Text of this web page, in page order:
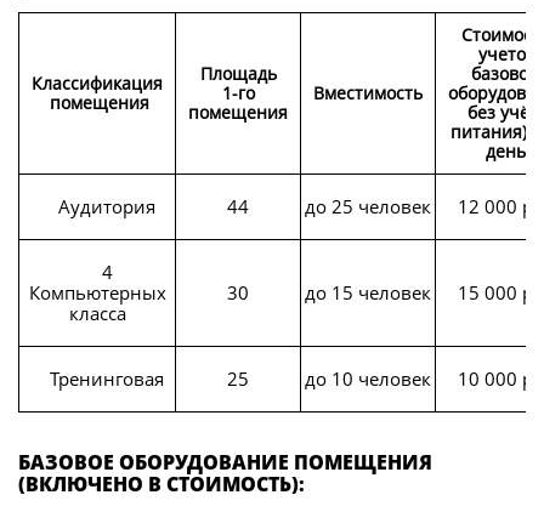
Классификация
помещения
Площадь
1-го
помещения
Вместимость
учетом
базового
без
питания)
день
Аудитория 44 до 25 человек 12 000
4
Компьютерных
класса
30 до 15 человек 15 000
Тренинговая 25 до 10 человек 10 000
БАЗОВОЕ ОБОРУДОВАНИЕ ПОМЕЩЕНИЯ
(ВКЛЮЧЕНО В СТОИМОСТЬ):